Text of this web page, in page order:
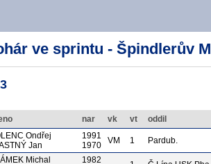
ve sprintu - Špindlerův
nar vk vt oddil
Ondřej
Jan
1991
1970
VM 1 Pardub.
Michal
1982